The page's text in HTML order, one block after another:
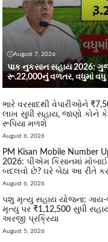
August 7, 2026
પાક નુકસાન સહાય 2026:
રૂ.22,000નું વળતર, વધુમાં
ભારે વરસાદથી વેપારીઓને
લાખ સુધી સહાય, જાણો કોને
રૂપિયા મળશે
August 6, 2026
PM Kisan Mobile Number
2026: પીએમ કિસાનમાં
બદલવો છે? ઘરે બેઠા આ રીતે
August 6, 2026
પશુ મૃત્યુ સહાય યોજના: ગાય-
મૃત્યુ પર ₹1,12,500 સુધી
અરજી પ્રક્રિયા
August 5, 2026